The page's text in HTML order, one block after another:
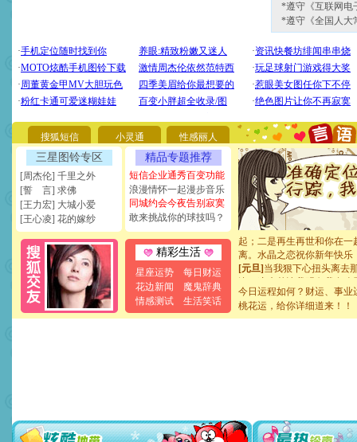
*遵守《互联网电
*遵守《全国人大
搜狐短信 小灵通 性感丽人
三星图铃专区
[周杰伦] 千里之外
[誓 言] 求佛
[王力宏] 大城小爱
[王心凌] 花的嫁纱
精品专题推荐
短信企业通秀百变功能
浪漫情怀一起漫步音乐
同城约会今夜告别寂寞
敢来挑战你的球技吗？
精彩生活
星座运势
每日财运
花边新闻
魔鬼辞典
情感测试
生活笑话
[圣诞节]圣诞节到了，想想
你太多，只有给你五千万
要平安！千万要知足！千
能正大光明地骚扰你,告诉
天都要快乐噢!
[圣诞节]奉上一颗祝福的心,
如意,快乐,鲜花,一切美好的
[元旦]看到你我会触电；看
断电。爱你是我职业，想
你是我专业！水晶之恋祝你
[元旦]如果上天让我许三个
起；二是再生再世和你在
离。水晶之恋祝你新年快乐
[元旦]当我狠下心扭头离去
泣，这痛楚让我明白我多
卖了。水晶之恋祝你新年快
[春节]风柔雨润好月圆，半
颜！冬去春来似水如烟，
[圣诞节]不只这样的日子才
能正大光明地骚扰你,告诉
今日运程如何？财运、事业
桃花运，给你详细道来！！